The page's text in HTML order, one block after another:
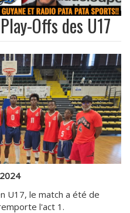
Offs des U17
U17, le match a été de
l'act 1.